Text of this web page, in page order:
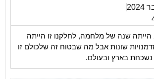
לרובנו שנת 2024 הייתה שנה של מלחמה, לחלקנו זו הייתה
שונות אבל מה שבטוח זה שלכולם זו
בארץ ובעולם.